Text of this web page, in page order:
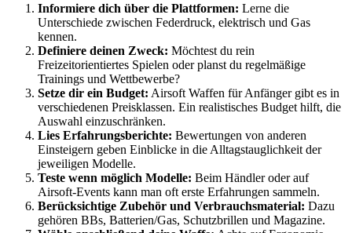
Informiere dich über die Plattformen: Lerne die
Unterschiede zwischen Federdruck, elektrisch und Gas
kennen.
Definiere deinen Zweck: Möchtest du rein
Freizeitorientiertes Spielen oder planst du regelmäßige
Trainings und Wettbewerbe?
Setze dir ein Budget: Airsoft Waffen für Anfänger gibt es in
verschiedenen Preisklassen. Ein realistisches Budget hilft, die
Auswahl einzuschränken.
Lies Erfahrungsberichte: Bewertungen von anderen
Einsteigern geben Einblicke in die Alltagstauglichkeit der
jeweiligen Modelle.
Teste wenn möglich Modelle: Beim Händler oder auf
Airsoft-Events kann man oft erste Erfahrungen sammeln.
Berücksichtige Zubehör und Verbrauchsmaterial: Dazu
gehören BBs, Batterien/Gas, Schutzbrillen und Magazine.